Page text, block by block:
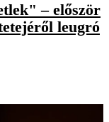
– először
leugró